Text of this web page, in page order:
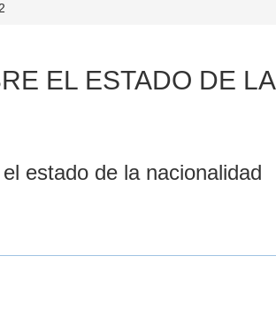
EL ESTADO DE LA
estado de la nacionalidad